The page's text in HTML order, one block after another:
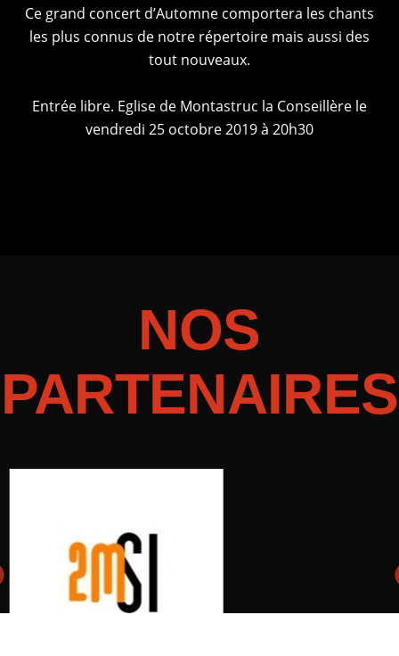
Ce grand concert d’Automne comportera les chants
les plus connus de notre répertoire mais aussi des
tout nouveaux.
Entrée libre. Eglise de Montastruc la Conseillère le
vendredi 25 octobre 2019 à 20h30
NOS
PARTENAIRES